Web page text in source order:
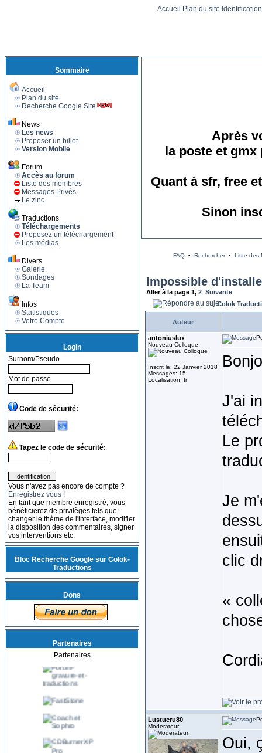
Accueil Plan du site
Sommaire
Accueil
Plan du site
Recherche Google Site
News
Les news
Proposer un billet
Version Mobile
Forum
Accès au forum
Liste des membres
Messages Privés
Le zinc
Traductions
Téléchargements
Proposez un téléchargement
Les médias
Divers
Galerie
Sondages
La Team
Infos
Statistiques
Votre Compte
Login
Surnom/Pseudo
Mot de passe
Code de sécurité:
Tapez le code de sécurité:
Vous n'avez pas encore de compte ?
Enregistrez vous !
En tant que membre enregistré, vous
bénéficierez de privilèges tels que:
changer le thème de l'interface, modifier
la disposition des commentaires, signer
vos interventions etc.
Bloc Recherche Google sur Colok-
Traductions
Dons
Partenaires
Partenaires
Après
la poste et gmx
Quant à sfr, free
Sinon
FAQ • Rechercher• Liste des
Impossible
Aller à la page 1, 2 Suivante
Colok
Auteur
antoniuslux
Nouveau Colloque
Inscrit le: 22 Janvier 2018
Messages: 15
Localisation: fr
J'ai
Le
Je
clic
«
Lustucru80
Modérateur
Oui,